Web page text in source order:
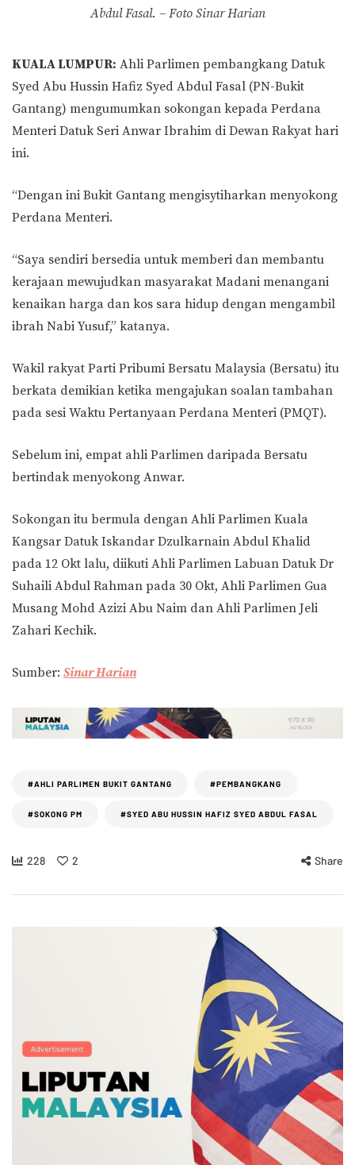
Abdul Fasal. – Foto Sinar Harian
KUALA LUMPUR: Ahli Parlimen pembangkang Datuk
Syed Abu Hussin Hafiz Syed Abdul Fasal (PN-Bukit
Gantang) mengumumkan sokongan kepada Perdana
Menteri Datuk Seri Anwar Ibrahim di Dewan Rakyat hari
ini.
“Dengan ini Bukit Gantang mengisytiharkan menyokong
Perdana Menteri.
“Saya sendiri bersedia untuk memberi dan membantu
kerajaan mewujudkan masyarakat Madani menangani
kenaikan harga dan kos sara hidup dengan mengambil
ibrah Nabi Yusuf,” katanya.
Wakil rakyat Parti Pribumi Bersatu Malaysia (Bersatu) itu
berkata demikian ketika mengajukan soalan tambahan
pada sesi Waktu Pertanyaan Perdana Menteri (PMQT).
Sebelum ini, empat ahli Parlimen daripada Bersatu
bertindak menyokong Anwar.
Sokongan itu bermula dengan Ahli Parlimen Kuala
Kangsar Datuk Iskandar Dzulkarnain Abdul Khalid
pada 12 Okt lalu, diikuti Ahli Parlimen Labuan Datuk Dr
Suhaili Abdul Rahman pada 30 Okt, Ahli Parlimen Gua
Musang Mohd Azizi Abu Naim dan Ahli Parlimen Jeli
Zahari Kechik.
Sumber: Sinar Harian
#AHLI PARLIMEN BUKIT GANTANG #PEMBANGKANG
#SOKONG PM #SYED ABU HUSSIN HAFIZ SYED ABDUL FASAL
228 2 Share